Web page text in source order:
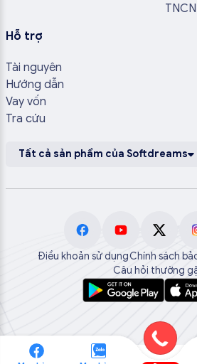
TNCN
Hỗ trợ
Tài nguyên
Hướng dẫn
Vay vốn
Tra cứu
Tất cả sản phẩm của Softdreams
Điều khoản sử dụngChính sách
Câu hỏi thường